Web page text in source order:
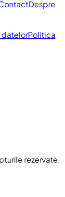
Despre
datelorPolitica
rezervate.